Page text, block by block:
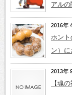
アル
2016年
ホント
ン）に
2013年
【魂